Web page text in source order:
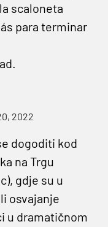
scaloneta
para terminar
2022
dogoditi kod
na Trgu
gdje su u
osvajanje
u dramatičnom